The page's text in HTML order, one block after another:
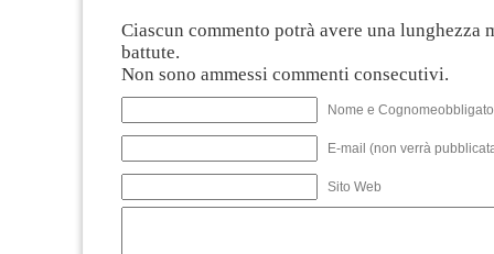
Ciascun commento potrà avere una lunghezza
battute.
Non sono ammessi commenti consecutivi.
Nome e
E-mail (non verrà
Sito Web